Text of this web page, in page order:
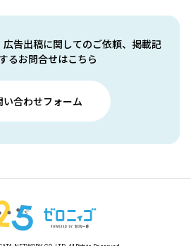
告出稿に関してのご依頼、掲載記
るお問合せはこちら
い合わせフォーム